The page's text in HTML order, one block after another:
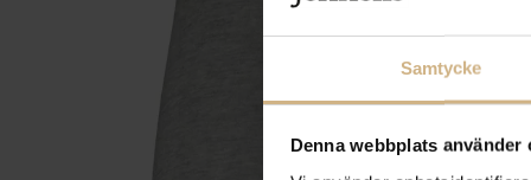
Samtycke
Denna webbplats använder